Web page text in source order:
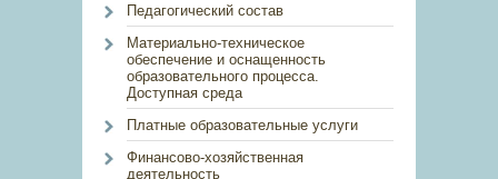
Педагогический состав
Материально-техническое
обеспечение и оснащенность
образовательного процесса.
Доступная среда
Платные образовательные услуги
Финансово-хозяйственная
деятельность